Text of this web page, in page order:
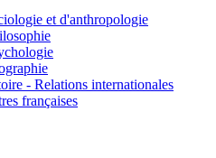
et d'anthropologie
- Relations internationales
françaises